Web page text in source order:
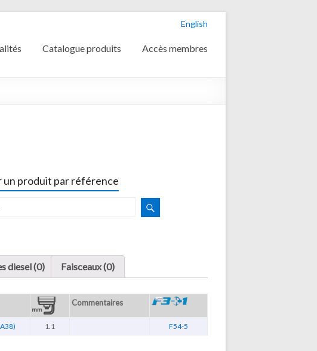
English
Catalogue produits Accès membres
un produit par référence
diesel (0) Faisceaux (0)
Commentaires
1.1 F54-5